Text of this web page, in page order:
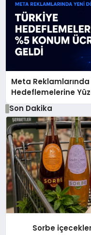
Meta
Hedeflemelerine
Son Dakika
Sorbe